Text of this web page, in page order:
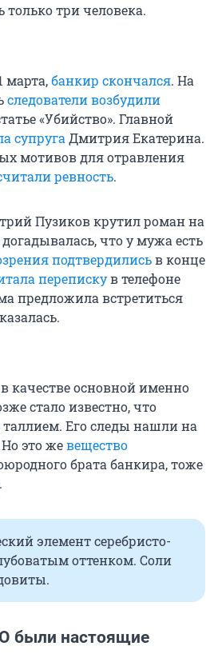
только три человека.
марта,банкир скончался. На
следователи возбудили
«Убийство». Главной
супруга Дмитрия Екатерина.
мотивов для отравления
ревность.
Пузиков крутил роман на
что у мужа есть
подтвердилисьв конце
перепискув телефоне
предложила встретиться
качестве основной именно
стало известно, что
Его следы нашли на
это жевещество
брата банкира, тоже
элемент серебристо-
оттенком. Соли
были настоящие